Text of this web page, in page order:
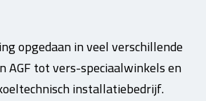
opgedaan in veel verschillende
AGF tot vers-speciaalwinkels en
installatiebedrijf.